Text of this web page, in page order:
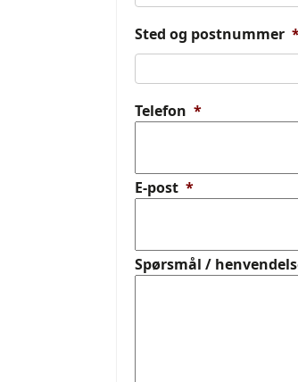
Sted og postnummer
Telefon *
E-post *
Spørsmål /